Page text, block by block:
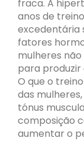
fraca. A
anos de
excedentária
fatores
mulheres
para
O que o
das
tónus
composição
aumentar o